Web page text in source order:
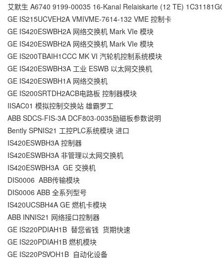
艾默生 A6740 9199-00035 16-Kanal Relaiskarte (12 TE)
GE IS215UCVEH2A VMIVME-7614-132 VME 控制卡
GE IS420ESWBH2A 网络交换机 Mark VIe 模块
GE IS420ESWBH2A 网络交换机 Mark VIe 模块
GE IS200TBAIH1CCC MK VI 汽轮机控制系统模块
GE IS420ESWBH3A 工业 ESWB 以太网交换机
GE IS420ESWBH1A 网络交换机
GE IS200SRTDH2ACB电路板 控制器模块
IISAC01 模拟控制交换站 雄霸罗工
ABB SDCS-FIS-3A DCF803-0035励磁板参数说明
Bently SPNIS21 工控PLC系统模块 进口
IS420ESWBH3A 控制器
IS420ESWBH3A 非管理以太网交换机
IS420ESWBH3A GE 交换机
DIS0006 ABB传输模块
DIS0006 ABB 全系列型号
IS420UCSBH4A GE 燃机卡模块
ABB INNIS21 网络接口控制器
GE IS220PDIAH1B 替您省钱 货期快速
GE IS220PDIAH1B 燃机模块
GE IS220PSVOH1B 自动化设备